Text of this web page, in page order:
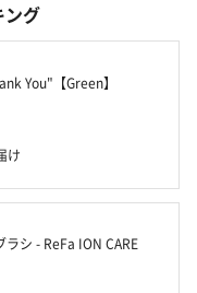
ング
You"【Green】
け
ラシ - ReFa ION CARE